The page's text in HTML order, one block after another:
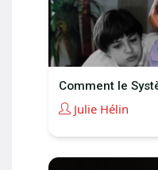
Comment le
Julie Hélin